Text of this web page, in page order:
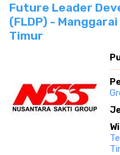
Future Leader
(FLDP) -
Timur